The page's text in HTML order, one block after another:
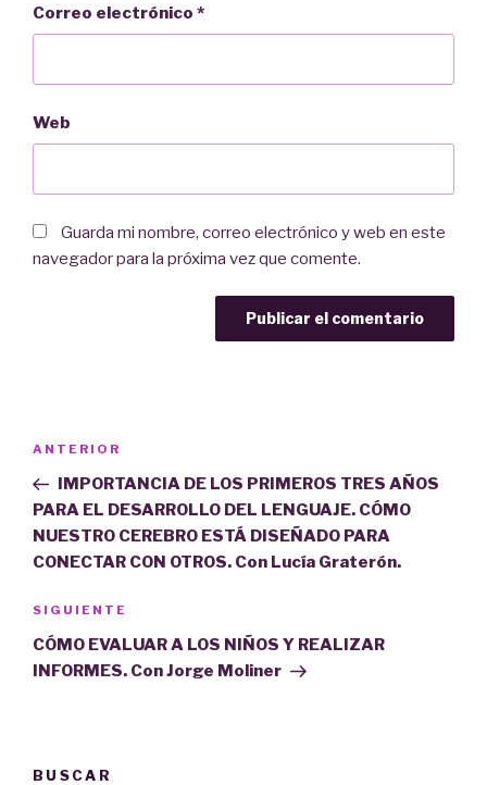
Correo electrónico *
Web
Guarda mi nombre, correo electrónico y web en este
navegador para la próxima vez que comente.
entradas
Entrada
anterior:
ANTERIOR
IMPORTANCIA DE LOS PRIMEROS TRES AÑOS
PARA EL DESARROLLO DEL LENGUAJE. CÓMO
NUESTRO CEREBRO ESTÁ DISEÑADO PARA
CONECTAR CON OTROS. Con Lucía Graterón.
Siguiente
entrada
SIGUIENTE
CÓMO EVALUAR A LOS NIÑOS Y REALIZAR
INFORMES. Con Jorge Moliner
BUSCAR